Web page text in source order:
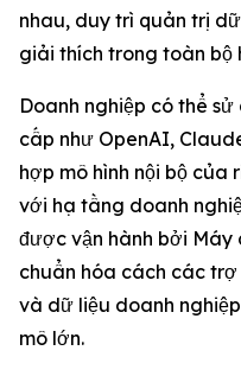
nhau, duy trì quản trị
giải thích trong toàn bộ
Doanh nghiệp có thể
cấp như OpenAI,
hợp mô hình nội bộ của
với hạ tầng doanh
được vận hành bởi Máy
chuẩn hóa cách các
và dữ liệu doanh
mô lớn.